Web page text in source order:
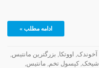
ادامه مطلب »
آخوندک, اووتکا, بزرگترین مانتیس,
شیخک, کپسول تخم, مانتیس,